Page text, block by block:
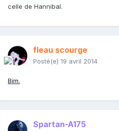
celle de Hannibal.
fleau scourge
Posté(e) 19 avril 2014
Bim.
Spartan-A175